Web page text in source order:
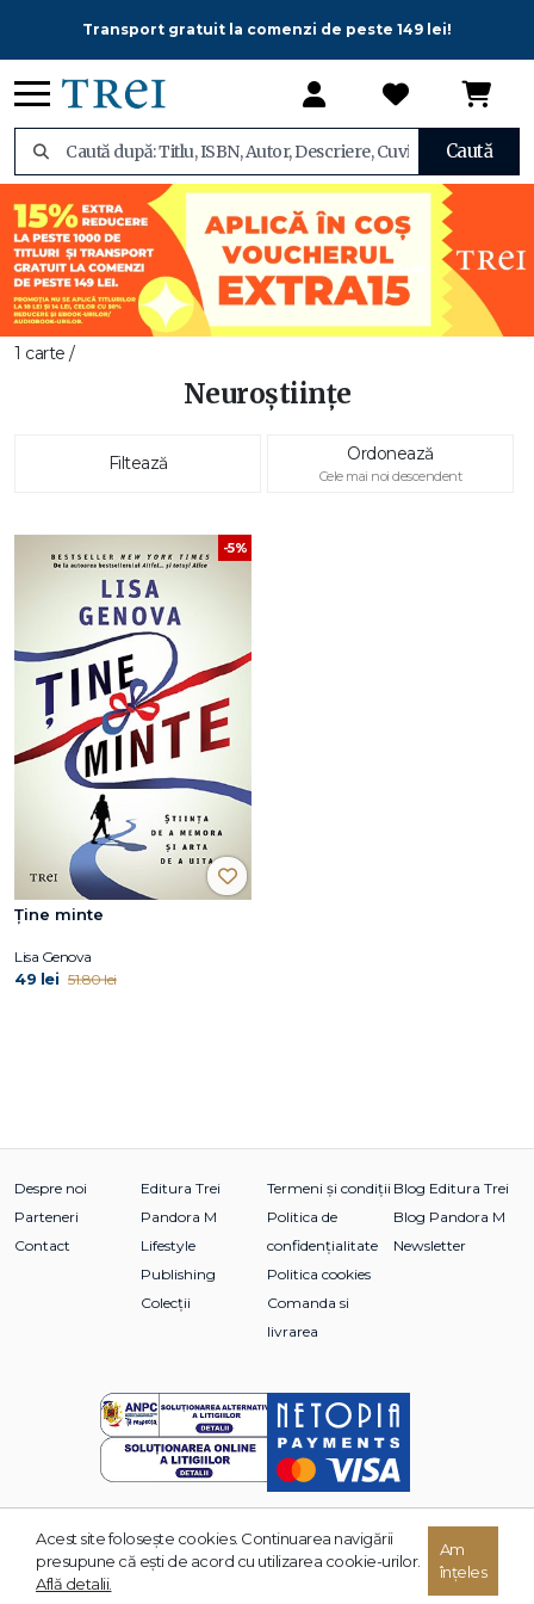
Transport gratuit la comenzi de peste 149 lei!
Caută
1 carte /
Neuroștiințe
Filtează Ordonează
Cele mai noi descendent
-5%
Ține minte
Lisa Genova
49 lei 51.80 lei
Despre noi
Parteneri
Contact
Editura Trei
Pandora M
Lifestyle
Publishing
Colecții
Termeni și condiții
Politica de
confidențialitate
Politica cookies
Comanda si
livrarea
Blog Editura Trei
Blog Pandora M
Newsletter
© 2026 Grupul Editorial TREI. Toate drepturile rezervate.
Acest site foloseşte cookies. Continuarea navigării
presupune că eşti de acord cu utilizarea cookie-urilor.
Află detalii.
Am
înțeles